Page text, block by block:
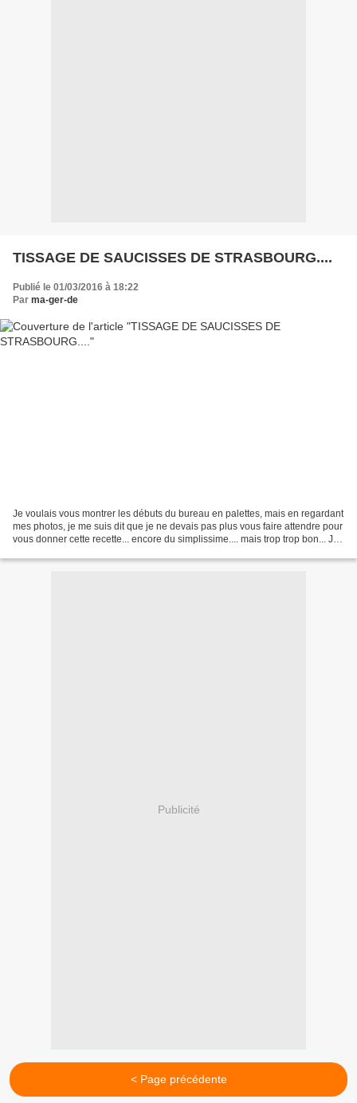
TISSAGE DE SAUCISSES DE STRASBOURG....
Publié le 01/03/2016 à 18:22
Par ma-ger-de
Je voulais vous montrer les débuts du bureau en palettes, mais en regardant
mes photos, je me suis dit que je ne devais pas plus vous faire attendre pour
vous donner cette recette... encore du simplissime.... mais trop trop bon... Je
Publicité
< Page précédente